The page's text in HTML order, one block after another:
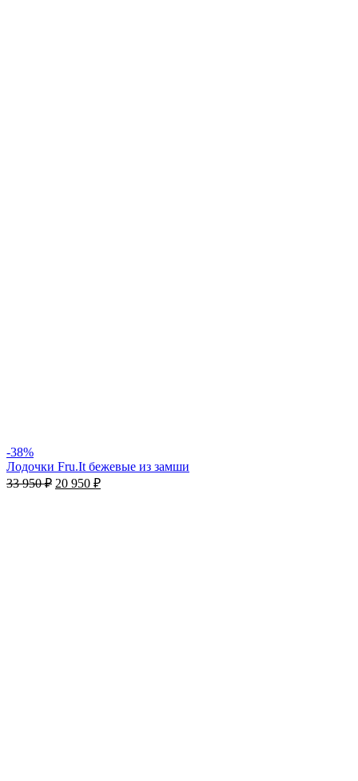
-38%
Лодочки Fru.It бежевые из замши
33 950₽ 20 950 ₽